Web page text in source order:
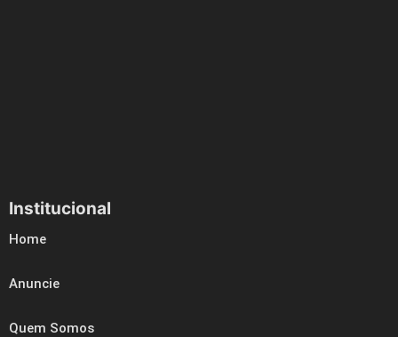
Institucional
Home
Anuncie
Quem Somos